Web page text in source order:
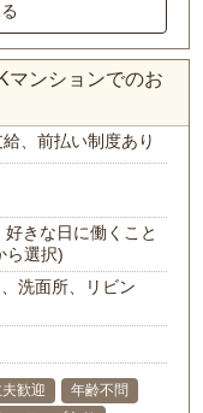
マンションでのお
、前払い制度あり
きな日に働くこと
ら選択)
洗面所、リビン
歓迎
年齢不問